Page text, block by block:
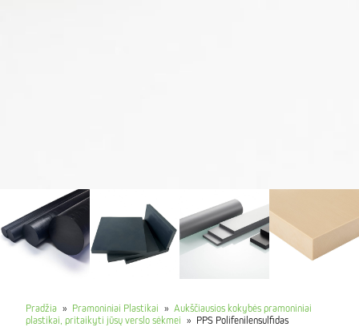
Pradžia » Pramoniniai Plastikai » Aukščiausios kokybės pramoniniai
plastikai, pritaikyti jūsų verslo sėkmei » PPS Polifenilensulfidas